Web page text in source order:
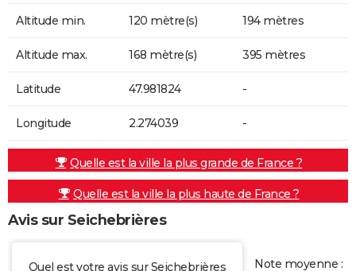
Altitude min. 120 mètre(s) 194 mètres
Altitude max. 168 mètre(s) 395 mètres
Latitude 47.981824 -
Longitude 2.274039 -
Quelle est la ville la plus grande de France ?
Quelle est la ville la plus haute de France ?
Avis sur Seichebrières
Quel est votre avis sur Seichebrières Note moyenne :